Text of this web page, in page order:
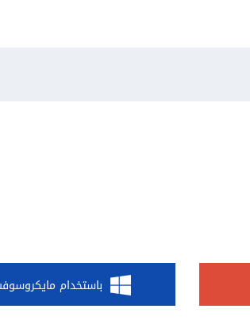
باستخدام